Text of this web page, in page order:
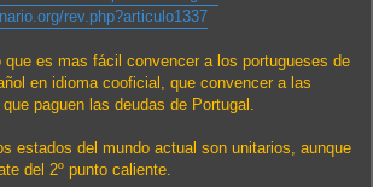
rev.php?articulo1337
es mas fácil convencer a los portugueses de
en idioma cooficial, que convencer a las
paguen las deudas de Portugal.
estados del mundo actual son unitarios, aunque
del 2º punto caliente.